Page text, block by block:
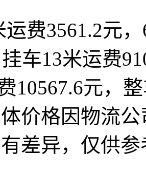
运费3561.2元
车13米运费
10567.6元，
价格因物流
差异，仅供参